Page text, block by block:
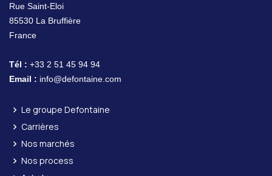
Rue Saint-Eloi
85530 La Bruffière
France
Tél : +33 2 51 45 94 94
Email : info@defontaine.com
Le groupe Defontaine
Carrières
Nos marchés
Nos process